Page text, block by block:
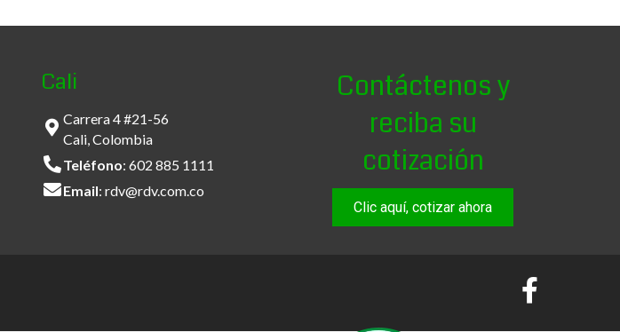
Cali
Carrera 4 #21-56
Cali, Colombia
Teléfono: 602 885 1111
Email: rdv@rdv.com.co
Contáctenos y
reciba su
cotización
Clic aquí, cotizar ahora